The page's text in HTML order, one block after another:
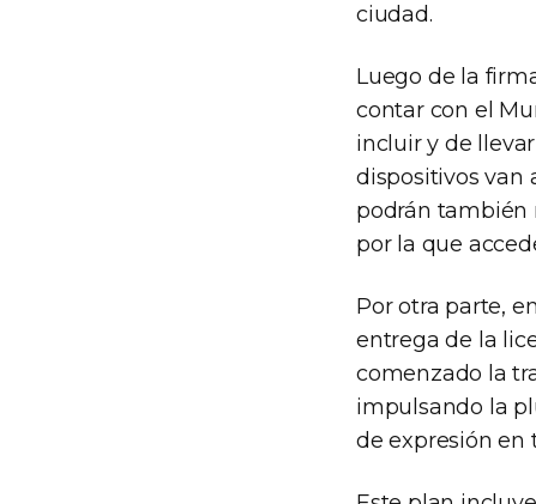
ciudad.
Luego de la
contar con el
incluir y de
dispositivos van
podrán también
por la que
Por otra parte,
entrega de la
comenzado la
impulsando la
de expresión en